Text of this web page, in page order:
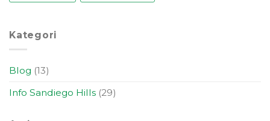
Kategori
Blog (13)
Info Sandiego Hills (29)